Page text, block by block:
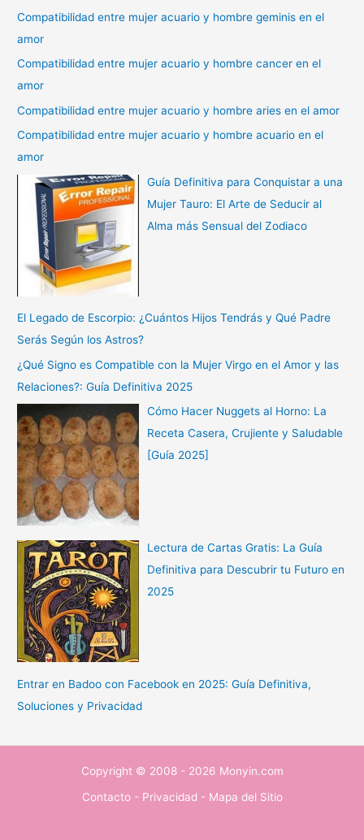
Compatibilidad entre mujer acuario y hombre geminis en el
amor
Compatibilidad entre mujer acuario y hombre cancer en el
amor
Compatibilidad entre mujer acuario y hombre aries en el amor
Compatibilidad entre mujer acuario y hombre acuario en el
amor
Guía Definitiva para Conquistar a una
Mujer Tauro: El Arte de Seducir al
Alma más Sensual del Zodiaco
El Legado de Escorpio: ¿Cuántos Hijos Tendrás y Qué Padre
Serás Según los Astros?
¿Qué Signo es Compatible con la Mujer Virgo en el Amor y las
Relaciones?: Guía Definitiva 2025
Cómo Hacer Nuggets al Horno: La
Receta Casera, Crujiente y Saludable
[Guía 2025]
Lectura de Cartas Gratis: La Guía
Definitiva para Descubrir tu Futuro en
2025
Entrar en Badoo con Facebook en 2025: Guía Definitiva,
Soluciones y Privacidad
Copyright © 2008 - 2026 Monyin.com
Contacto- Privacidad- Mapa del Sitio